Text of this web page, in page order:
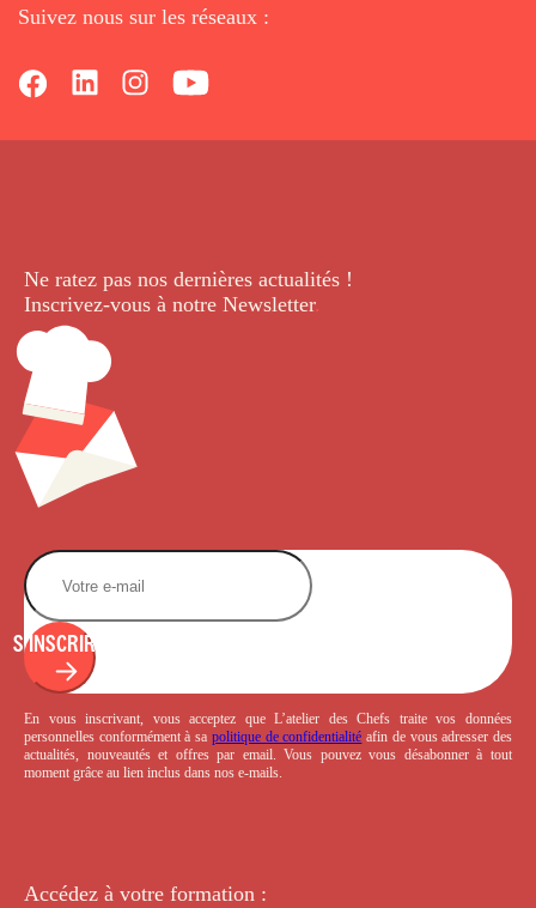
Suivez nous sur les réseaux :
Ne ratez pas nos dernières actualités !
Inscrivez-vous à notre Newsletter.
S'INSCRIRE
En vous inscrivant, vous acceptez que L’atelier des Chefs traite vos données
personnelles conformément à sa politique de confidentialité afin de vous adresser des
actualités, nouveautés et offres par email. Vous pouvez vous désabonner à tout
moment grâce au lien inclus dans nos e-mails.
Accédez à votre formation :